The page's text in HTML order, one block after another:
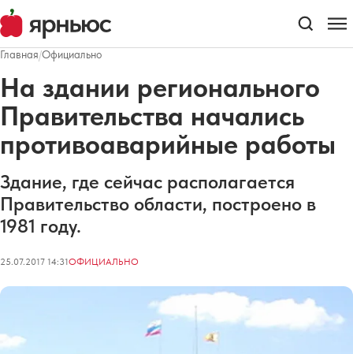
Главная/Официально
На здании регионального
Правительства начались
противоаварийные работы
Здание, где сейчас располагается
Правительство области, построено в
1981 году.
25.07.2017 14:31ОФИЦИАЛЬНО